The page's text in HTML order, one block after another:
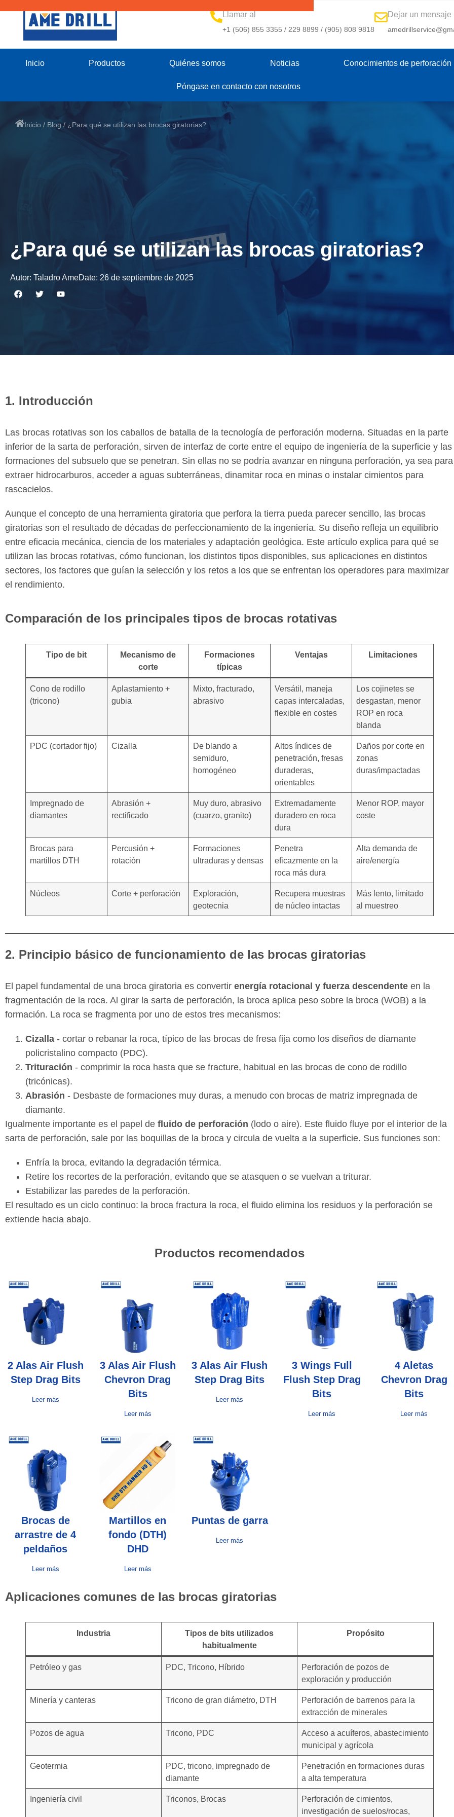
Llamar al
+1 (506) 855 3355 / 229 8899 / (905) 808 9818
Dejar un mensaje
Inicio Productos Quiénes somos Noticias Conocimientos de perforación
Póngase en contacto con nosotros
Inicio / Blog/ ¿Para qué se utilizan las brocas giratorias?
¿Para qué se utilizan las brocas giratorias?
Autor: Taladro AmeDate: 26 de septiembre de 2025
1. Introducción
Las brocas rotativas son los caballos de batalla de la tecnología de perforación moderna. Situadas en la parte
inferior de la sarta de perforación, sirven de interfaz de corte entre el equipo de ingeniería de la superficie y las
formaciones del subsuelo que se penetran. Sin ellas no se podría avanzar en ninguna perforación, ya sea para
extraer hidrocarburos, acceder a aguas subterráneas, dinamitar roca en minas o instalar cimientos para
rascacielos.
Aunque el concepto de una herramienta giratoria que perfora la tierra pueda parecer sencillo, las brocas
giratorias son el resultado de décadas de perfeccionamiento de la ingeniería. Su diseño refleja un equilibrio
entre eficacia mecánica, ciencia de los materiales y adaptación geológica. Este artículo explica para qué se
utilizan las brocas rotativas, cómo funcionan, los distintos tipos disponibles, sus aplicaciones en distintos
sectores, los factores que guían la selección y los retos a los que se enfrentan los operadores para maximizar
el rendimiento.
Comparación de los principales tipos de brocas rotativas
Tipo de bit
Mecanismo de
corte
Formaciones
típicas
Ventajas Limitaciones
Cono de rodillo
(tricono)
Aplastamiento +
gubia
Mixto, fracturado,
abrasivo
Versátil, maneja
capas intercaladas,
flexible en costes
Los cojinetes se
desgastan, menor
ROP en roca
blanda
PDC (cortador fijo) Cizalla
De blando a
semiduro,
homogéneo
Altos índices de
penetración, fresas
duraderas,
orientables
Daños por corte en
zonas
duras/impactadas
Impregnado de
diamantes
Abrasión +
rectificado
Muy duro, abrasivo
(cuarzo, granito)
Extremadamente
duradero en roca
dura
Menor ROP, mayor
coste
Brocas para
martillos DTH
Percusión +
rotación
Formaciones
ultraduras y densas
Penetra
eficazmente en la
roca más dura
Alta demanda de
aire/energía
Núcleos Corte + perforación
Exploración,
geotecnia
Recupera muestras
de núcleo intactas
Más lento, limitado
al muestreo
2. Principio básico de funcionamiento de las brocas giratorias
El papel fundamental de una broca giratoria es convertir energía rotacional y fuerza descendente en la
fragmentación de la roca. Al girar la sarta de perforación, la broca aplica peso sobre la broca (WOB) a la
formación. La roca se fragmenta por uno de estos tres mecanismos:
Cizalla - cortar o rebanar la roca, típico de las brocas de fresa fija como los diseños de diamante
policristalino compacto (PDC).
Trituración - comprimir la roca hasta que se fracture, habitual en las brocas de cono de rodillo
(tricónicas).
Abrasión - Desbaste de formaciones muy duras, a menudo con brocas de matriz impregnada de
diamante.
Igualmente importante es el papel de fluido de perforación (lodo o aire). Este fluido fluye por el interior de la
sarta de perforación, sale por las boquillas de la broca y circula de vuelta a la superficie. Sus funciones son:
Enfría la broca, evitando la degradación térmica.
Retire los recortes de la perforación, evitando que se atasquen o se vuelvan a triturar.
Estabilizar las paredes de la perforación.
El resultado es un ciclo continuo: la broca fractura la roca, el fluido elimina los residuos y la perforación se
extiende hacia abajo.
Productos recomendados
2 Alas Air Flush
Step Drag Bits
Leer más
3 Alas Air Flush
Chevron Drag
Bits
Leer más
3 Alas Air Flush
Step Drag Bits
Leer más
3 Wings Full
Flush Step Drag
Bits
Leer más
4 Aletas
Chevron Drag
Bits
Leer más
Brocas de
arrastre de 4
peldaños
Leer más
Martillos en
fondo (DTH)
DHD
Leer más
Puntas de garra
Leer más
Aplicaciones comunes de las brocas giratorias
Industria
Tipos de bits utilizados
habitualmente
Propósito
Petróleo y gas PDC, Tricono, Híbrido
Perforación de pozos de
exploración y producción
Minería y canteras Tricono de gran diámetro, DTH
Perforación de barrenos para la
extracción de minerales
Pozos de agua Tricono, PDC
Acceso a acuíferos, abastecimiento
municipal y agrícola
Geotermia
PDC, tricono, impregnado de
diamante
Penetración en formaciones duras
a alta temperatura
Ingeniería civil Triconos, Brocas
Perforación de cimientos,
investigación de suelos/rocas,